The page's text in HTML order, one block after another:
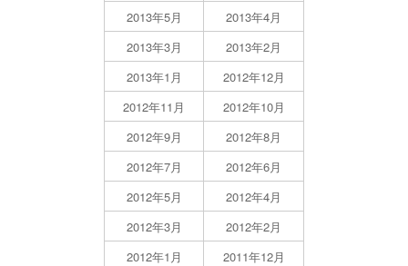
2013年5月
2013年4月
2013年3月
2013年2月
2013年1月
2012年12月
2012年11月
2012年10月
2012年9月
2012年8月
2012年7月
2012年6月
2012年5月
2012年4月
2012年3月
2012年2月
2012年1月
2011年12月